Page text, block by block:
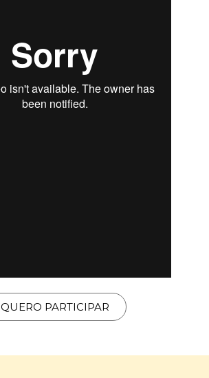
QUERO PARTICIPAR